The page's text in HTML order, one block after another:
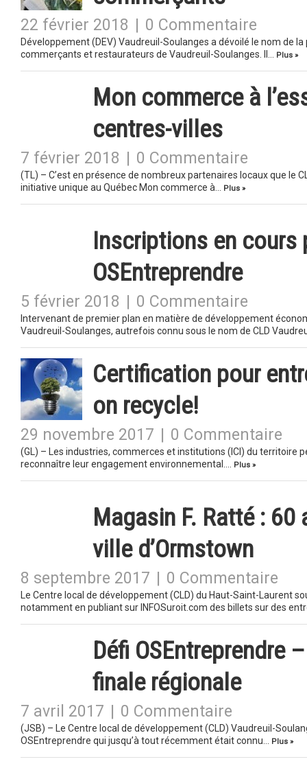
22 février 2018 0 Commentaire
Développement (DEV) Vaudreuil-Soulanges a dévoilé le nom de
commerçants et restaurateurs de Vaudreuil-Soulanges. Il…
Plus »
Mon commerce à
centres-villes
7 février 2018 0 Commentaire
(TL) – C’est en présence de nombreux partenaires locaux que le
initiative unique au Québec Mon commerce à…
Plus »
Inscriptions en cours
OSEntreprendre
5 février 2018 0 Commentaire
Intervenant de premier plan en matière de développement
Vaudreuil-Soulanges, autrefois connu sous le nom de CLD
Certification pour
on recycle!
29 novembre 2017 0 Commentaire
(GL) – Les industries, commerces et institutions (ICI) du territoire
reconnaître leur engagement environnemental….
Plus »
Magasin F. Ratté :
ville d’Ormstown
8 septembre 2017 0 Commentaire
Le Centre local de développement (CLD) du Haut-Saint-Laurent
notamment en publiant sur INFOSuroit.com des billets sur des
Défi OSEntreprendre
finale régionale
7 avril 2017 0 Commentaire
(JSB) – Le Centre local de développement (CLD) Vaudreuil-
OSEntreprendre qui jusqu’à tout récemment était connu…
Plus »